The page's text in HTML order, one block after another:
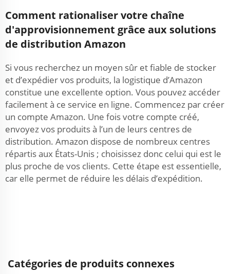
Comment rationaliser votre chaîne
d'approvisionnement grâce aux solutions
de distribution Amazon
Si vous recherchez un moyen sûr et fiable de stocker
et d’expédier vos produits, la logistique d’Amazon
constitue une excellente option. Vous pouvez accéder
facilement à ce service en ligne. Commencez par créer
un compte Amazon. Une fois votre compte créé,
envoyez vos produits à l’un de leurs centres de
distribution. Amazon dispose de nombreux centres
répartis aux États-Unis ; choisissez donc celui qui est le
plus proche de vos clients. Cette étape est essentielle,
car elle permet de réduire les délais d’expédition.
Catégories de produits connexes